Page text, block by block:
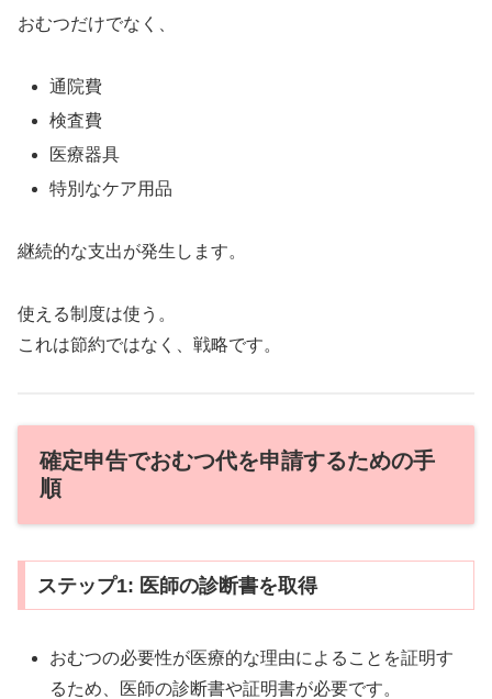
おむつだけでなく、
通院費
検査費
医療器具
特別なケア用品
継続的な支出が発生します。
使える制度は使う。
これは節約ではなく、戦略です。
確定申告でおむつ代を申請するための手
順
ステップ1: 医師の診断書を取得
おむつの必要性が医療的な理由によることを証明す
るため、医師の診断書や証明書が必要です。